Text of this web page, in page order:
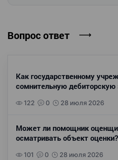
Вопрос ответ
Как государственному
сомнительную дебиторскую
122 0 28 июля 2026
Может ли помощник
осматривать объект оценки?
101 0 28 июля 2026